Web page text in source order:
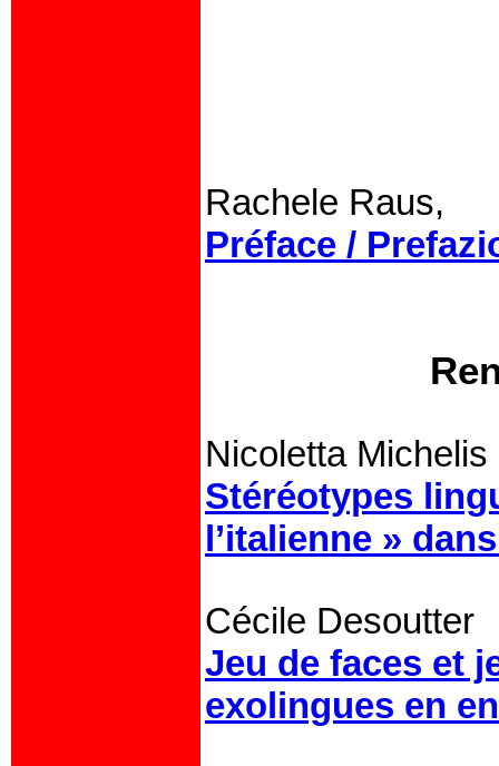
Rachele Raus,
Préface /
Nicoletta Michelis
Stéréotypes
l’italienne »
Cécile Desoutter
Jeu de faces et
exolingues en